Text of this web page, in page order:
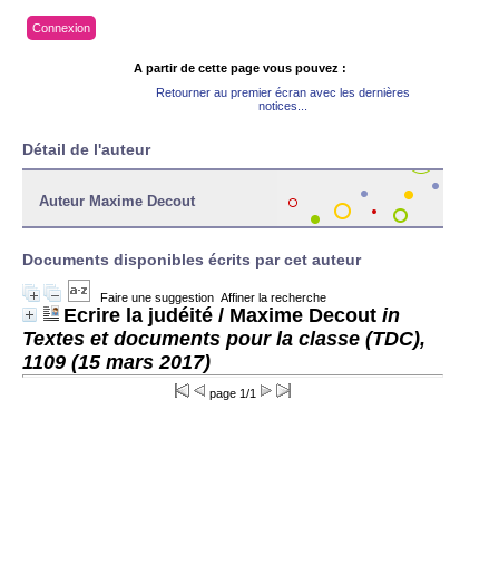
Connexion
A partir de cette page vous pouvez :
Retourner au premier écran avec les dernières
notices...
Détail de l'auteur
Auteur Maxime Decout
Documents disponibles écrits par cet auteur
Faire une suggestion Affiner la recherche
Ecrire la judéité / Maxime Decout in
Textes et documents pour la classe (TDC),
1109 (15 mars 2017)
page 1/1